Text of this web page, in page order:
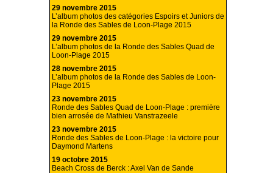
29 novembre 2015
L’album photos des catégories Espoirs et Juniors de
la Ronde des Sables de Loon-Plage 2015
29 novembre 2015
L’album photos de la Ronde des Sables Quad de
Loon-Plage 2015
28 novembre 2015
L’album photos de la Ronde des Sables de Loon-
Plage 2015
23 novembre 2015
Ronde des Sables Quad de Loon-Plage : première
bien arrosée de Mathieu Vanstrazeele
23 novembre 2015
Ronde des Sables de Loon-Plage : la victoire pour
Daymond Martens
19 octobre 2015
Beach Cross de Berck : Axel Van de Sande